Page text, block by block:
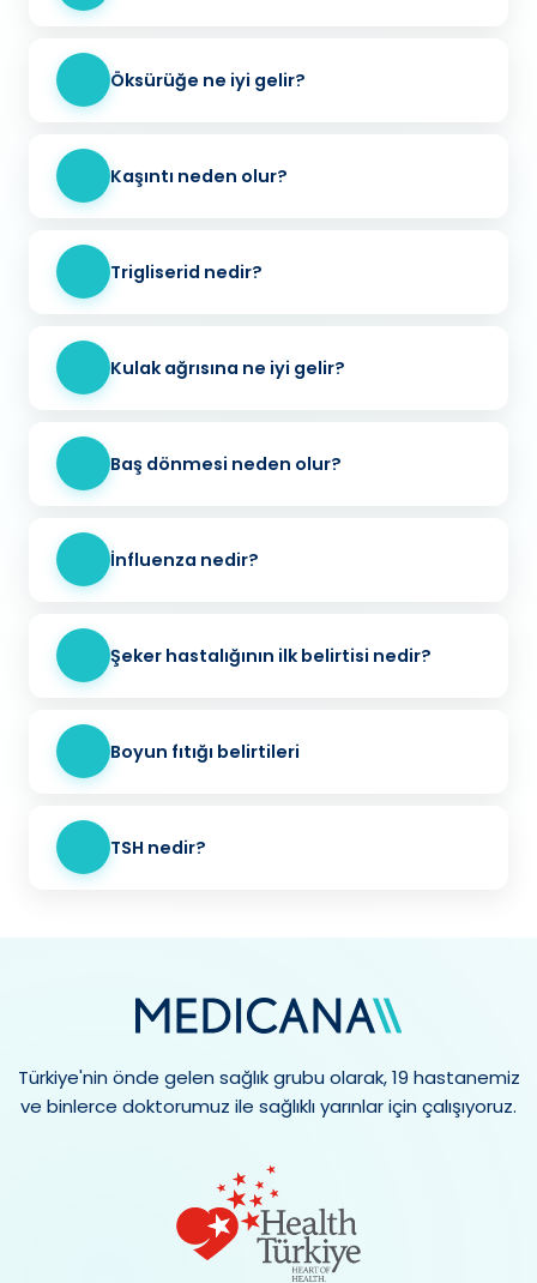
Öksürüğe ne iyi gelir?
Kaşıntı neden olur?
Trigliserid nedir?
Kulak ağrısına ne iyi gelir?
Baş dönmesi neden olur?
İnfluenza nedir?
Şeker hastalığının ilk belirtisi nedir?
Boyun fıtığı belirtileri
TSH nedir?
Türkiye'nin önde gelen sağlık grubu olarak, 19 hastanemiz
ve binlerce doktorumuz ile sağlıklı yarınlar için çalışıyoruz.